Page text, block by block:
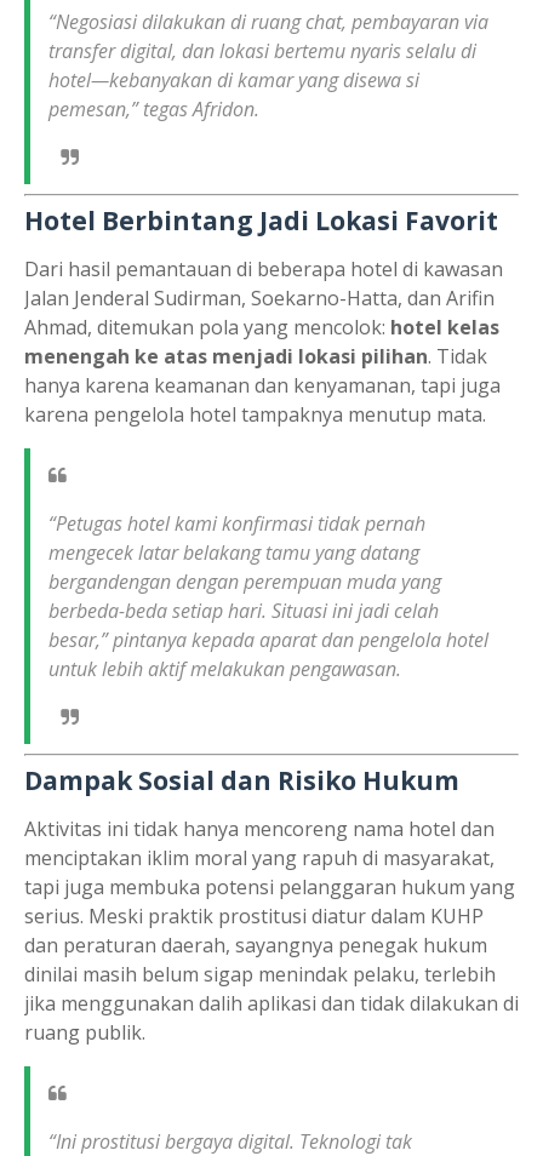
“Negosiasi dilakukan di ruang chat, pembayaran via
transfer digital, dan lokasi bertemu nyaris selalu di
hotel—kebanyakan di kamar yang disewa si
pemesan,” tegas Afridon.
Hotel Berbintang Jadi Lokasi Favorit
Dari hasil pemantauan di beberapa hotel di kawasan
Jalan Jenderal Sudirman, Soekarno-Hatta, dan Arifin
Ahmad, ditemukan pola yang mencolok: hotel kelas
menengah ke atas menjadi lokasi pilihan. Tidak
hanya karena keamanan dan kenyamanan, tapi juga
karena pengelola hotel tampaknya menutup mata.
“Petugas hotel kami konfirmasi tidak pernah
mengecek latar belakang tamu yang datang
bergandengan dengan perempuan muda yang
berbeda-beda setiap hari. Situasi ini jadi celah
besar,” pintanya kepada aparat dan pengelola hotel
untuk lebih aktif melakukan pengawasan.
Dampak Sosial dan Risiko Hukum
Aktivitas ini tidak hanya mencoreng nama hotel dan
menciptakan iklim moral yang rapuh di masyarakat,
tapi juga membuka potensi pelanggaran hukum yang
serius. Meski praktik prostitusi diatur dalam KUHP
dan peraturan daerah, sayangnya penegak hukum
dinilai masih belum sigap menindak pelaku, terlebih
jika menggunakan dalih aplikasi dan tidak dilakukan di
ruang publik.
“Ini prostitusi bergaya digital. Teknologi tak